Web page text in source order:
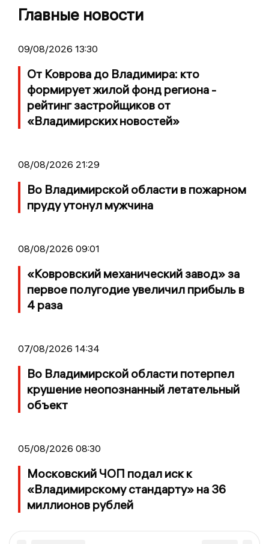
Главные новости
09/08/2026 13:30
От Коврова до Владимира: кто
формирует жилой фонд региона -
рейтинг застройщиков от
«Владимирских новостей»
08/08/2026 21:29
Во Владимирской области в пожарном
пруду утонул мужчина
08/08/2026 09:01
«Ковровский механический завод» за
первое полугодие увеличил прибыль в
4 раза
07/08/2026 14:34
Во Владимирской области потерпел
крушение неопознанный летательный
объект
05/08/2026 08:30
Московский ЧОП подал иск к
«Владимирскому стандарту» на 36
миллионов рублей